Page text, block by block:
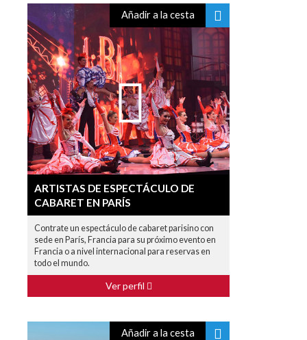
Añadir a la cesta
ARTISTAS DE ESPECTÁCULO DE
CABARET EN PARÍS
Contrate un espectáculo de cabaret parisino con
sede en París, Francia para su próximo evento en
Francia o a nivel internacional para reservas en
todo el mundo.
Ver perfil
Añadir a la cesta